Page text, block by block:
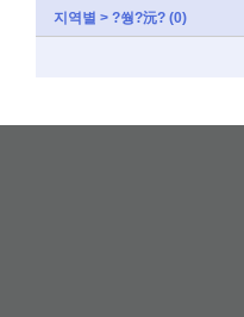
지역별 > ?쒕?沅? (0)